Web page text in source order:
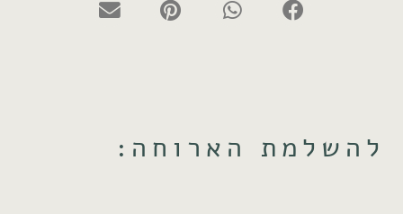
להשלמת הארוחה: